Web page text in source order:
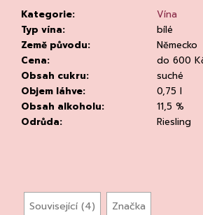
Kategorie:
Vína
Typ vína:
bílé
Země původu:
Německo
Cena:
do 600
Obsah cukru:
suché
Objem láhve:
0,75 l
Obsah alkoholu:
11,5 %
Odrůda: Riesling
Související (4) Značka
KVETNA
AURIGA
PINOT
NOIR/NEBBIOLO
502
Kč
Původně: